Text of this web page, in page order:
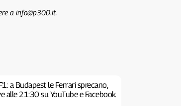
a info@p300.it.
a Budapest le Ferrari sprecano,
alle 21:30 su YouTube e Facebook